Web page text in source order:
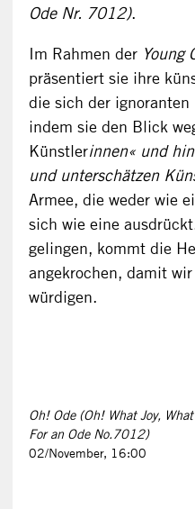
Ode Nr. 7012).
Im Rahmen der Young
präsentiert sie ihre
die sich der
indem sie den Blick
Künstlerinnen« und
und unterschätzen
Armee, die weder wie
sich wie eine
gelingen, kommt die
angekrochen, damit
würdigen.
Oh! Ode (Oh! What Joy,
For an Ode No.7012)
02/November, 16:00